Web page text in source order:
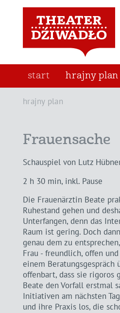
start hrajny plan
hrajny plan
Frauensache
Schauspiel von Lutz
2 h 30 min, inkl. Pause
Die Frauenärztin Beate
Ruhestand gehen und
Unterfangen, denn das
Raum ist gering. Doch
genau dem zu
Frau - freundlich, offen
einem Beratungsgespräch
offenbart, dass sie rigoros
Beate den Vorfall erstmal
Initiativen am nächsten
und ihre Praxis los, die